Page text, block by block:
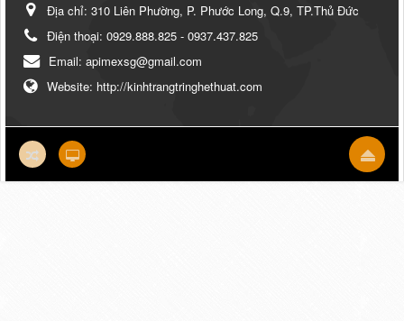
Địa chỉ: 310 Liên Phường, P. Phước Long, Q.9, TP.Thủ Đức
Điện thoại: 0929.888.825 - 0937.437.825
Email: apimexsg@gmail.com
Website: http://kinhtrangtringhethuat.com